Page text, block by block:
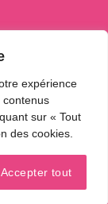
expérience
contenus
sur « Tout
des cookies.
Accepter tout